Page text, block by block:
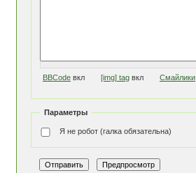
BBCode вкл [img] tag вкл Смайлики
Параметры
Я не робот (галка обязательна)